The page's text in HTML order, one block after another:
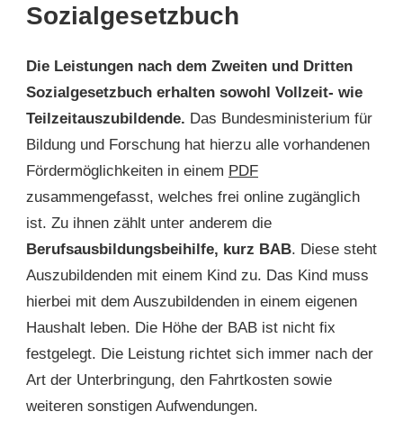
Sozialgesetzbuch
Die Leistungen nach dem Zweiten und Dritten
Sozialgesetzbuch erhalten sowohl Vollzeit- wie
Teilzeitauszubildende. Das Bundesministerium für
Bildung und Forschung hat hierzu alle vorhandenen
Fördermöglichkeiten in einem PDF
zusammengefasst, welches frei online zugänglich
ist. Zu ihnen zählt unter anderem die
Berufsausbildungsbeihilfe, kurz BAB. Diese steht
Auszubildenden mit einem Kind zu. Das Kind muss
hierbei mit dem Auszubildenden in einem eigenen
Haushalt leben. Die Höhe der BAB ist nicht fix
festgelegt. Die Leistung richtet sich immer nach der
Art der Unterbringung, den Fahrtkosten sowie
weiteren sonstigen Aufwendungen.